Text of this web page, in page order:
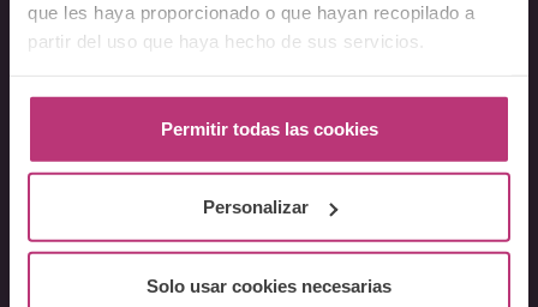
que les haya proporcionado o que hayan recopilado a
partir del uso que haya hecho de sus servicios.
Permitir todas las cookies
Personalizar
Solo usar cookies necesarias
Sobre Nosotros
Equipo
Docentes
Preguntas frecuentes
Cursos
Conferencia Neurociencia de la Lactancia y aplicaciones